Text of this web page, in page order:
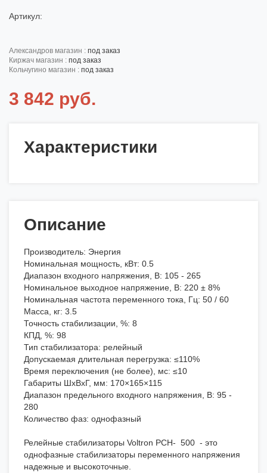
Артикул:
александров магазин : под заказ
киржач магазин : под заказ
кольчугино магазин : под заказ
3 842 руб.
Характеристики
Описание
Производитель: Энергия
Номинальная мощность, кВт: 0.5
Диапазон входного напряжения, В: 105 - 265
Номинальное выходное напряжение, В: 220 ± 8%
Номинальная частота переменного тока, Гц: 50 / 60
Масса, кг: 3.5
Точность стабилизации, %: 8
КПД, %: 98
Тип стабилизатора: релейный
Допускаемая длительная перегрузка: ≤110%
Время переключения (не более), мс: ≤10
Габариты ШхВхГ, мм: 170×165×115
Диапазон предельного входного напряжения, В: 95 -
280
Количество фаз: однофазный
Релейные стабилизаторы Voltron РСН- 500 - это
однофазные стабилизаторы переменного напряжения
надежные и высокоточные.